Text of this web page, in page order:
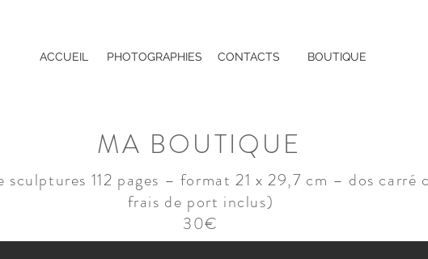
ACCUEIL PHOTOGRAPHIES CONTACTS BOUTIQUE
MA BOUTIQUE
sculptures 112 pages – format 21 x 29,7 cm – dos carré
frais de port inclus)
30€